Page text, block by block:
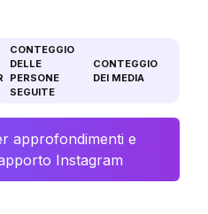
CONTEGGIO
DELLE
PERSONE
SEGUITE
CONTEGGIO
DEI MEDIA
approfondimenti e
Instagram